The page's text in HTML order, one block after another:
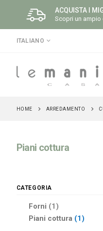
ACQUISTA I
Scopri un
LINGUA
ITALIANO
HOME ARREDAMENTO
Piani cottura
CATEGORIA
Forni 1
elemento
Piani cottura 1
elemento